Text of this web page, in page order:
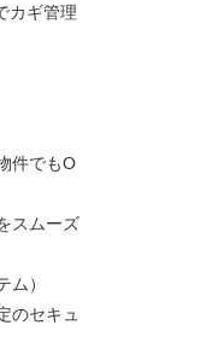
カギ管理
件でもO
スムーズ
）
のセキュ